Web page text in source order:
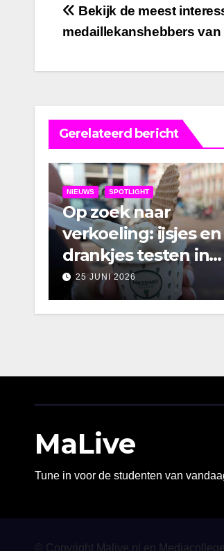
Bericht
navigatie
Bekijk de meest
medaillekanshebbers van
Gerelateerd bericht
NIEUWS SPOTLIGHT
Op zoek naar
verkoeling: ijsjes en
drankjes testen in
Amsterdam
25 JUNI 2026
MaLive
Tune in voor de studenten van
© Copyright Malive.nl en